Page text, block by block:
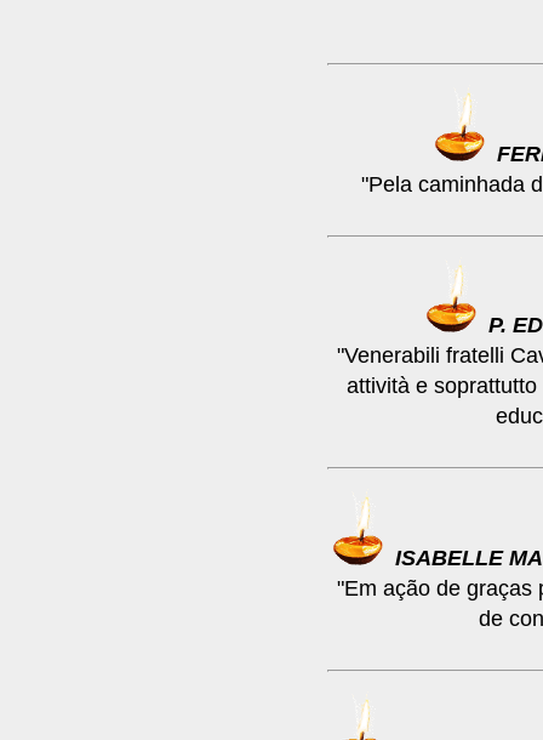
"Pela caminhada
P.
"Venerabili fratelli
attività e
ISABELLE
"Em ação de graças
de